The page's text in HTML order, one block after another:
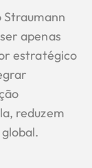
Straumann
apenas
estratégico
reduzem